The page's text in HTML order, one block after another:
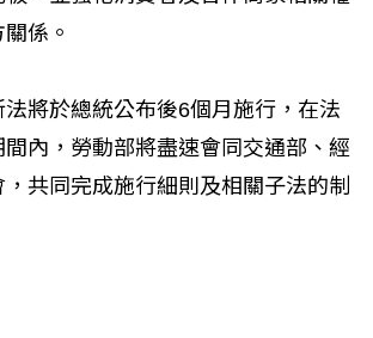
係。
將於總統公布後6個月施行，在法
內，勞動部將盡速會同交通部、經
共同完成施行細則及相關子法的制